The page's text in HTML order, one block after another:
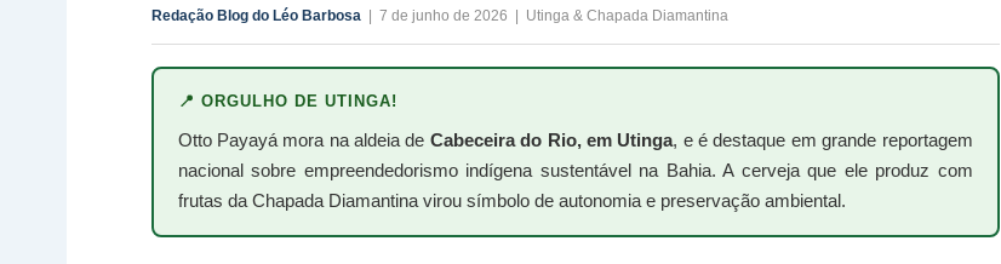
Redação Blog do Léo Barbosa| 7 de junho de 2026 | Utinga & Chapada Diamantina
📍 ORGULHO DE UTINGA!
Otto Payayá mora na aldeia de Cabeceira do Rio, em Utinga, e é destaque em grande reportagem
nacional sobre empreendedorismo indígena sustentável na Bahia. A cerveja que ele produz com
frutas da Chapada Diamantina virou símbolo de autonomia e preservação ambiental.